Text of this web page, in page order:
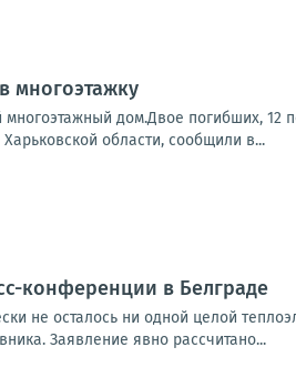
многоэтажку
дом.Двое погибших,
области, сообщили в...
конференции в Белграде
не осталось ни одной целой
Заявление явно рассчитано...